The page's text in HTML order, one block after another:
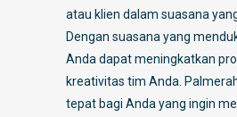
atau klien dalam suasana
Dengan suasana yang
Anda dapat meningkatkan
kreativitas tim Anda.
tepat bagi Anda yang ingin